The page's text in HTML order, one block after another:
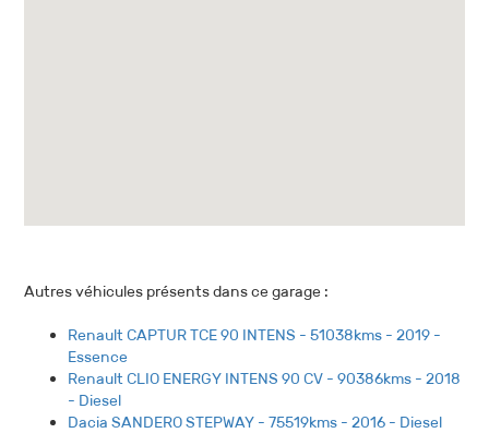
Autres véhicules présents dans ce garage :
Renault CAPTUR TCE 90 INTENS - 51038kms - 2019 -
Essence
Renault CLIO ENERGY INTENS 90 CV - 90386kms - 2018
- Diesel
Dacia SANDERO STEPWAY - 75519kms - 2016 - Diesel